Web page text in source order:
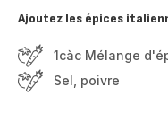
Ajoutez les épices
1càc Mélange
Sel, poivre